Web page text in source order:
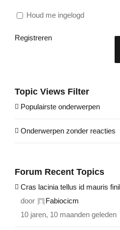
Houd me ingelogd
Registreren
Topic Views Filter
Populairste onderwerpen
Onderwerpen zonder reacties
Forum Recent Topics
Cras lacinia tellus id mauris
door
Fabiocicm
10 jaren, 10 maanden geleden